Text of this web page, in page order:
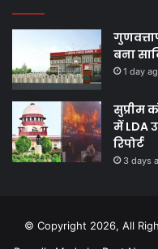
बना
1 day
सुप्रीम
में LDA
रिपोर्ट
3 days
© Copyright 2026, All